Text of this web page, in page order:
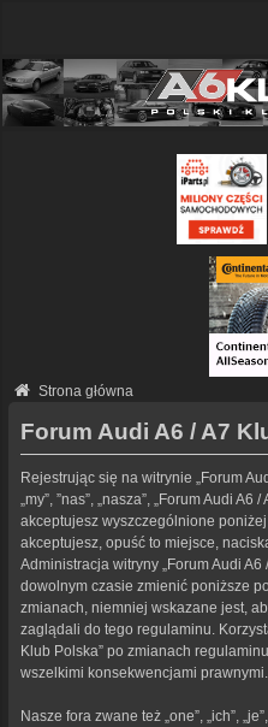
Strona główna
Forum Audi A6 / A7
Rejestrując się na witrynie „Forum
„my”, ”nas”, „nasza”, „Forum Audi
akceptujesz wyszczególnione
akceptujesz, opuść to miejsce,
Administracja witryny „Forum Audi
dowolnym czasie zmienić poniższe
zmianach, niemniej wskazane jest,
zaglądali do tego regulaminu.
Klub Polska” po zmianach
wszelkimi konsekwencjami prawnymi.
Nasze fora zwane też „one”, „ich”,